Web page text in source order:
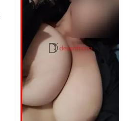
y descubre todo lo que tiene